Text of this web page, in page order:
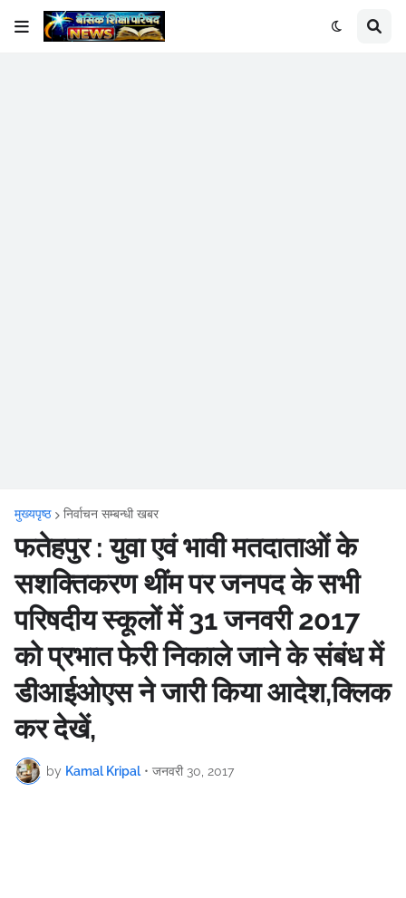
मुख्यपृष्ठ निर्वाचन सम्बन्धी खबर
फतेहपुर : युवा एवं भावी मतदाताओं के
सशक्तिकरण थींम पर जनपद के सभी
परिषदीय स्कूलों में 31 जनवरी 2017
को प्रभात फेरी निकाले जाने के संबंध में
डीआईओएस ने जारी किया आदेश,क्लिक
कर देखें,
by Kamal Kripal • जनवरी 30, 2017